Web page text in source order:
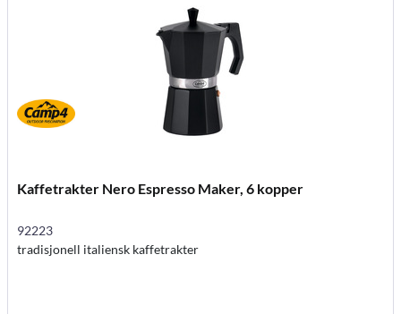
Kaffetrakter Nero Espresso Maker, 6 kopper
92223
tradisjonell italiensk kaffetrakter